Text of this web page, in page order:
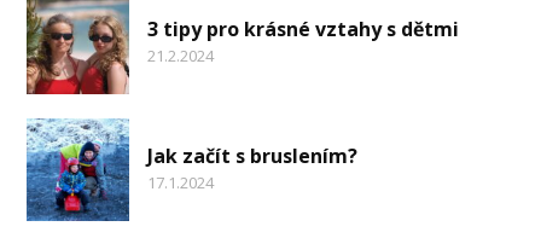
3 tipy pro krásné vztahy s dětmi
21.2.2024
Jak začít s bruslením?
17.1.2024